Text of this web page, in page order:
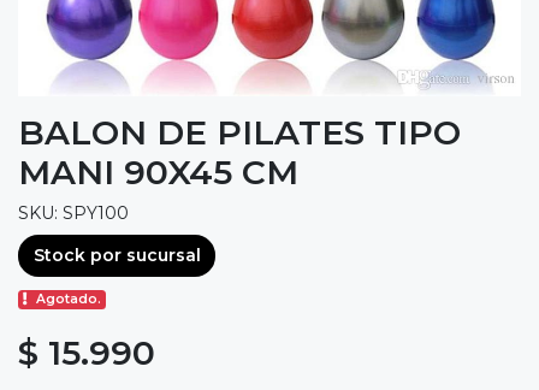
BALON DE PILATES TIPO
MANI 90X45 CM
SKU: SPY100
Stock por sucursal
Agotado.
$ 15.990